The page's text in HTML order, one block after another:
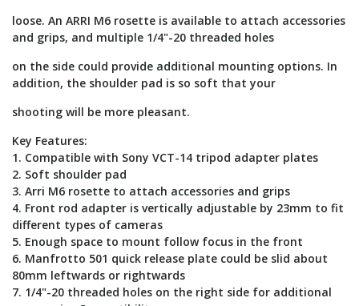
loose. An ARRI M6 rosette is available to attach accessories
and grips, and multiple 1/4"-20 threaded holes
on the side could provide additional mounting options. In
addition, the shoulder pad is so soft that your
shooting will be more pleasant.
Key Features:
1. Compatible with Sony VCT-14 tripod adapter plates
2. Soft shoulder pad
3. Arri M6 rosette to attach accessories and grips
4. Front rod adapter is vertically adjustable by 23mm to fit
different types of cameras
5. Enough space to mount follow focus in the front
6. Manfrotto 501 quick release plate could be slid about
80mm leftwards or rightwards
7. 1/4"-20 threaded holes on the right side for additional